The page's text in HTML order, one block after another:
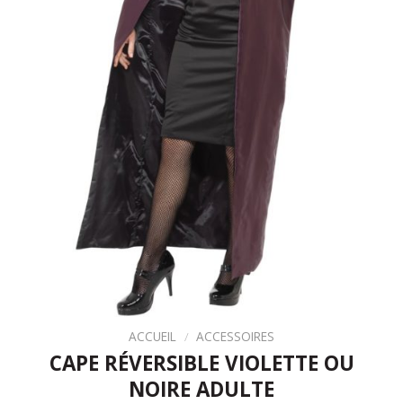
ACCUEIL / ACCESSOIRES
CAPE RÉVERSIBLE VIOLETTE OU
NOIRE ADULTE